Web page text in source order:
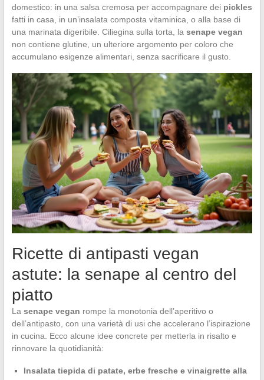
domestico: in una salsa cremosa per accompagnare dei pickles
fatti in casa, in un’insalata composta vitaminica, o alla base di
una marinata digeribile. Ciliegina sulla torta, la senape vegan
non contiene glutine, un ulteriore argomento per coloro che
accumulano esigenze alimentari, senza sacrificare il gusto.
Ricette di antipasti vegan
astute: la senape al centro del
piatto
La senape vegan rompe la monotonia dell’aperitivo o
dell’antipasto, con una varietà di usi che accelerano l’ispirazione
in cucina. Ecco alcune idee concrete per metterla in risalto e
rinnovare la quotidianità:
Insalata tiepida di patate, erbe fresche e vinaigrette alla